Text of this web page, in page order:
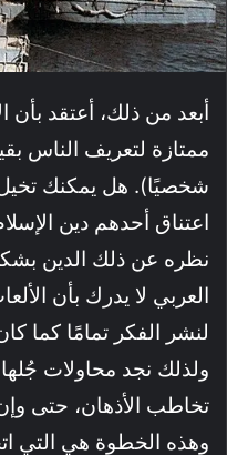
أبعد من ذلك، أعتقد بأن
ممتازة لتعريف الناس
شخصيًا). هل يمكنك
اعتناق أحدهم دين
نظره عن ذلك الدين
العربي لا يدرك بأن
لنشر الفكر تمامًا كما
ولذلك نجد محاولات
تخاطب الأذهان، حتى وإن
وهذه الخطوة هي التي